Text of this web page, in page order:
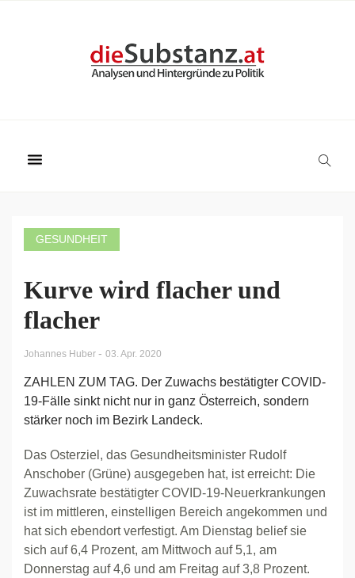
GESUNDHEIT
Kurve wird flacher und
flacher
Johannes Huber - 03. Apr. 2020
ZAHLEN ZUM TAG. Der Zuwachs bestätigter COVID-
19-Fälle sinkt nicht nur in ganz Österreich, sondern
stärker noch im Bezirk Landeck.
Das Osterziel, das Gesundheitsminister Rudolf
Anschober (Grüne) ausgegeben hat, ist erreicht: Die
Zuwachsrate bestätigter COVID-19-Neuerkrankungen
ist im mittleren, einstelligen Bereich angekommen und
hat sich ebendort verfestigt. Am Dienstag belief sie
sich auf 6,4 Prozent, am Mittwoch auf 5,1, am
Donnerstag auf 4,6 und am Freitag auf 3,8 Prozent.